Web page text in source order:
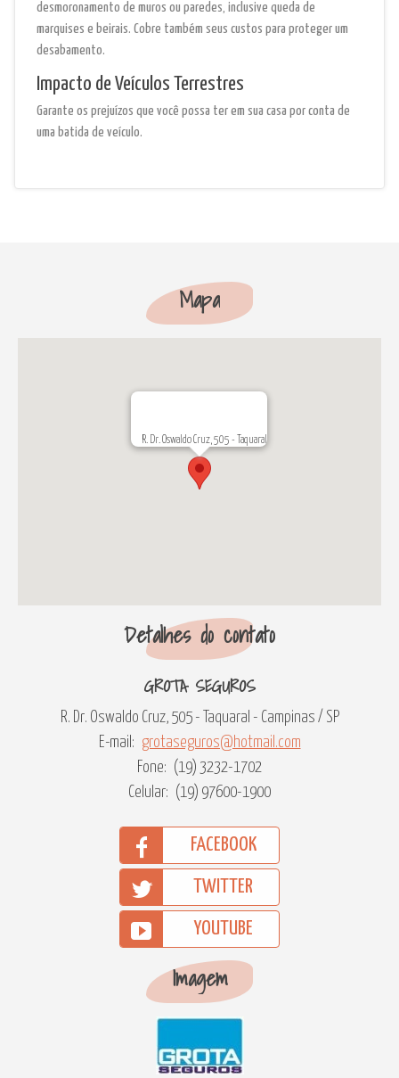
desmoronamento de muros ou paredes, inclusive queda de
marquises e beirais. Cobre também seus custos para proteger um
desabamento.
Impacto de Veículos Terrestres
Garante os prejuízos que você possa ter em sua casa por conta de
uma batida de veículo.
Mapa
R. Dr. Oswaldo Cruz, 505 - Taquaral
Detalhes do contato
GROTA SEGUROS
R. Dr. Oswaldo Cruz, 505 - Taquaral - Campinas / SP
E-mail: grotaseguros@hotmail.com
Fone: (19) 3232-1702
Celular: (19) 97600-1900
FACEBOOK
TWITTER
YOUTUBE
Imagem